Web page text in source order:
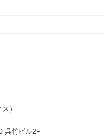
）
呉竹ビル2F